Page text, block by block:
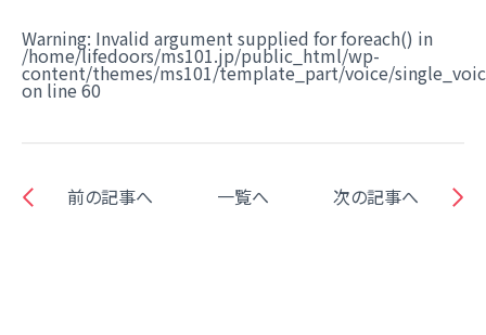
Warning: Invalid argument supplied for foreach() in
/home/lifedoors/ms101.jp/public_html/wp-
content/themes/ms101/template_part/voice/
on line 60
前の記事へ 一覧へ 次の記事へ